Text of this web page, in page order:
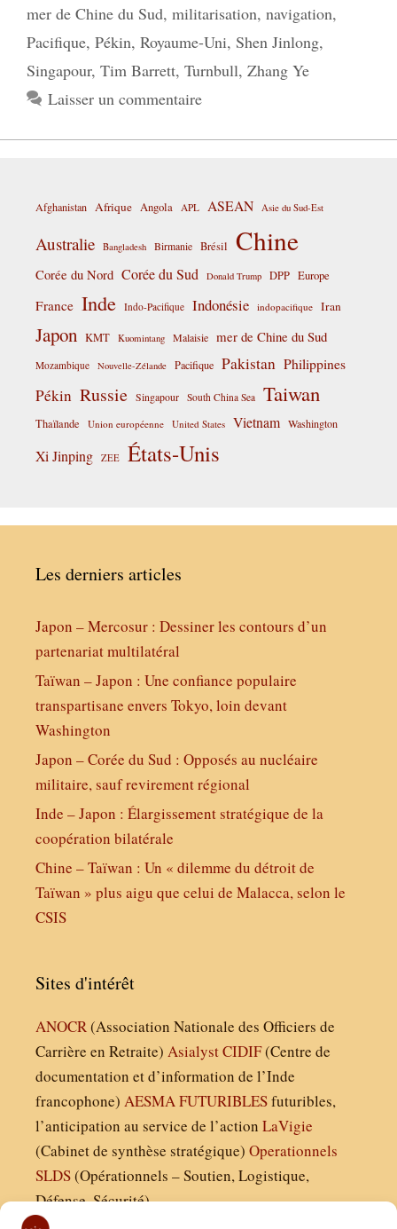
mer de Chine du Sud, militarisation, navigation,
Pacifique, Pékin, Royaume-Uni, Shen Jinlong,
Singapour, Tim Barrett, Turnbull, Zhang Ye
Laisser un commentaire
Afghanistan Afrique Angola APL ASEAN Asie du Sud-Est
Australie Bangladesh Birmanie Brésil Chine
Corée du Nord Corée du Sud Donald Trump DPP Europe
France Inde Indo-Pacifique Indonésie indopacifique Iran
Japon KMT Kuomintang Malaisie mer de Chine du Sud
Mozambique Nouvelle-Zélande Pacifique Pakistan Philippines
Pékin Russie Singapour South China Sea Taiwan
Thaïlande Union européenne United States Vietnam Washington
Xi Jinping ZEE États-Unis
Les derniers articles
Japon – Mercosur : Dessiner les contours d’un
partenariat multilatéral
Taïwan – Japon : Une confiance populaire
transpartisane envers Tokyo, loin devant
Washington
Japon – Corée du Sud : Opposés au nucléaire
militaire, sauf revirement régional
Inde – Japon : Élargissement stratégique de la
coopération bilatérale
Chine – Taïwan : Un « dilemme du détroit de
Taïwan » plus aigu que celui de Malacca, selon le
CSIS
Sites d'intérêt
ANOCR(Association Nationale des Officiers de
Carrière en Retraite) AsialystCIDIF(Centre de
documentation et d’information de l’Inde
francophone) AESMAFUTURIBLESfuturibles,
l’anticipation au service de l’action LaVigie
(Cabinet de synthèse stratégique) Operationnels
SLDS(Opérationnels – Soutien, Logistique,
Défense, Sécurité)